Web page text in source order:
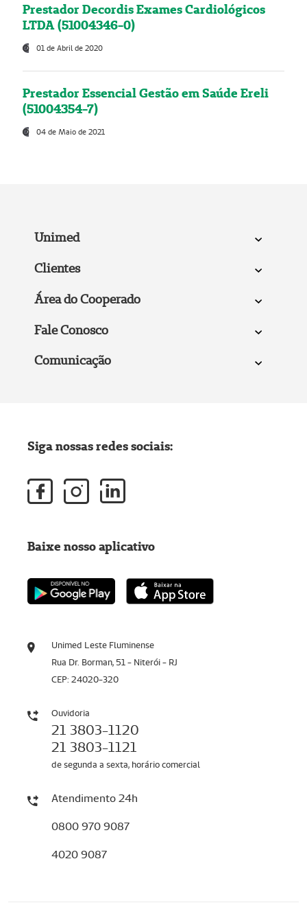
Prestador Decordis Exames Cardiológicos
LTDA (51004346-0)
01 de Abril de 2020
Prestador Essencial Gestão em Saúde Ereli
(51004354-7)
04 de Maio de 2021
Unimed
Clientes
Área do Cooperado
Fale Conosco
Comunicação
Unimed Leste Fluminense
Rua Dr. Borman, 51 - Niterói - RJ
CEP: 24020-320
Ouvidoria
21 3803-1120
21 3803-1121
de segunda a sexta, horário comercial
Atendimento 24h
0800 970 9087
4020 9087
Siga nossas redes sociais:
Baixe nosso aplicativo